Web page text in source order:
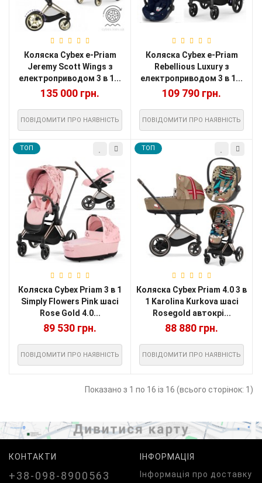
Коляска Cybex e-Priam
Jeremy Scott Wings з
електроприводом 3 в 1...
135 000 грн.
ПОВІДОМИТИ ПРО НАЯВНІСТЬ
Коляска Cybex e-Priam
Rebellious Luxury з
електроприводом 3 в 1...
109 790 грн.
ПОВІДОМИТИ ПРО НАЯВНІСТЬ
TOП
Коляска Cybex Priam 3 в 1
Simply Flowers Pink шасі
Rose Gold 4.0...
89 530 грн.
ПОВІДОМИТИ ПРО НАЯВНІСТЬ
TOП
Коляска Cybex Priam 4.0 3 в
1 Karolina Kurkova шасі
Rosegold автокрі...
88 880 грн.
ПОВІДОМИТИ ПРО НАЯВНІСТЬ
Показано з 1 по 16 із 16 (всього сторінок: 1)
КОНТАКТИ
+38-098-8900563
ІНФОРМАЦІЯ
Iнформація про доставку